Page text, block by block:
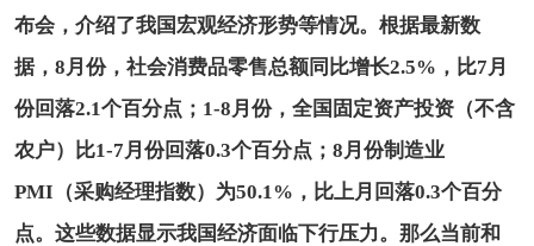
布会，介绍了我国宏观经济形势等情况。根据最新数
据，8月份，社会消费品零售总额同比增长2.5%，比7月
份回落2.1个百分点；1-8月份，全国固定资产投资（不含
农户）比1-7月份回落0.3个百分点；8月份制造业
PMI（采购经理指数）为50.1%，比上月回落0.3个百分
点。这些数据显示我国经济面临下行压力。那么当前和